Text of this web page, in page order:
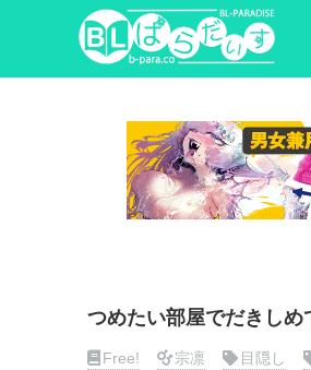
つめたい部屋でだきしめ
Free! 宗凛 目隠し